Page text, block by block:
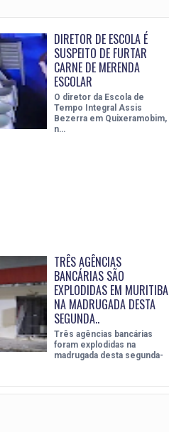
DIRETOR DE ESCOLA É
SUSPEITO DE FURTAR
CARNE DE MERENDA
ESCOLAR
O diretor da Escola de
Tempo Integral Assis
Bezerra em Quixeramobim,
n…
TRÊS AGÊNCIAS
BANCÁRIAS SÃO
EXPLODIDAS EM MURITIBA
NA MADRUGADA DESTA
SEGUNDA..
Três agências bancárias
foram explodidas na
madrugada desta segunda-